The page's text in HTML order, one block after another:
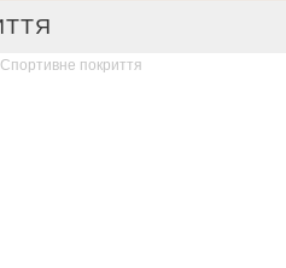
Спортивне покриття